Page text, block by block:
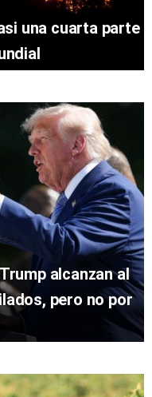
una cuarta parte
alcanzan al
pero no por